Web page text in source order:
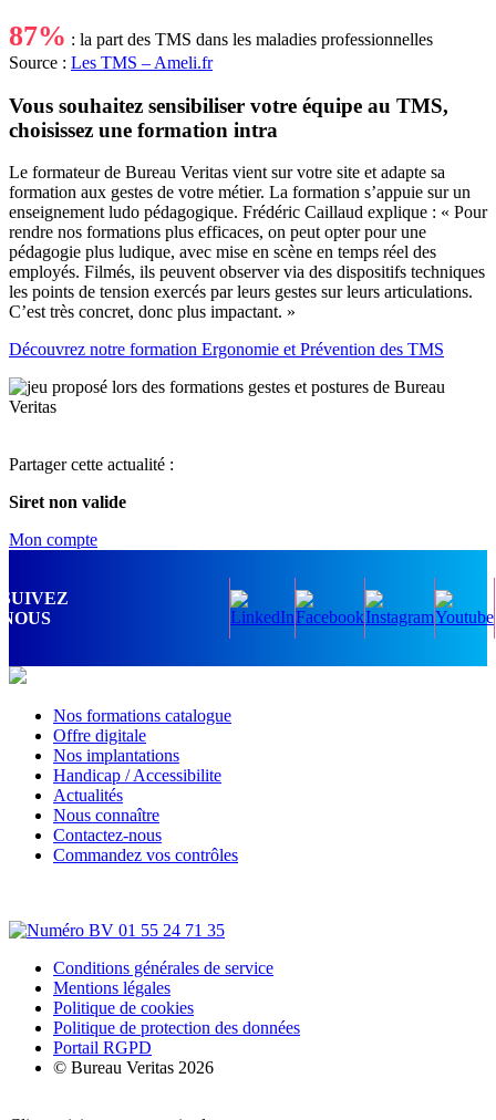
87% : la part des TMS dans les maladies professionnelles
Source : Les TMS – Ameli.fr
Vous souhaitez sensibiliser votre équipe au TMS,
choisissez une formation intra
Le formateur de Bureau Veritas vient sur votre site et adapte sa
formation aux gestes de votre métier. La formation s’appuie sur un
enseignement ludo pédagogique. Frédéric Caillaud explique : « Pour
rendre nos formations plus efficaces, on peut opter pour une
pédagogie plus ludique, avec mise en scène en temps réel des
employés. Filmés, ils peuvent observer via des dispositifs techniques
les points de tension exercés par leurs gestes sur leurs articulations.
C’est très concret, donc plus impactant. »
Découvrez notre formation Ergonomie et Prévention des TMS
Partager cette actualité :
Siret non valide
Mon compte
SUIVEZ
NOUS
Nos formations catalogue
Offre digitale
Nos implantations
Handicap / Accessibilite
Actualités
Nous connaître
Contactez-nous
Commandez vos contrôles
Conditions générales de service
Mentions légales
Politique de cookies
Politique de protection des données
Portail RGPD
© Bureau Veritas 2026